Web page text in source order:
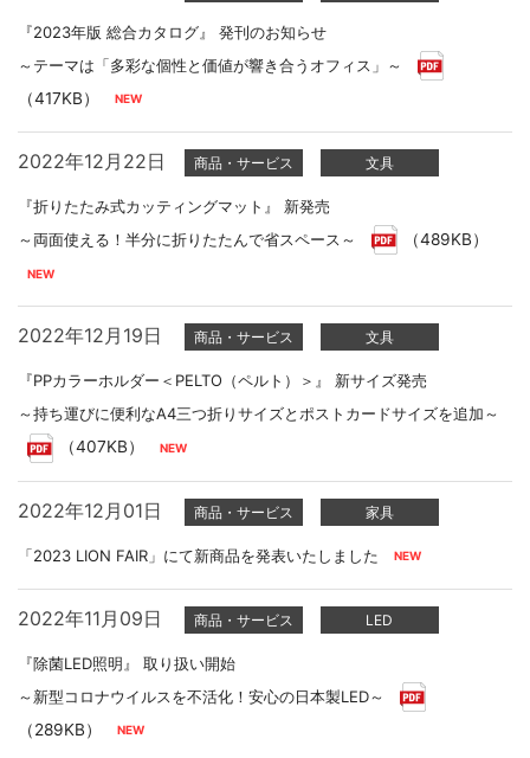
『2023年版 総合カタログ』 発刊のお知らせ
～テーマは「多彩な個性と価値が響き合うオフィス」～
（417KB）
2022年12月22日 商品・サービス 文具
『折りたたみ式カッティングマット』 新発売
～両面使える！半分に折りたたんで省スペース～
（489KB）
2022年12月19日 商品・サービス 文具
『PPカラーホルダー＜PELTO（ペルト）＞』 新サイズ発売
～持ち運びに便利なA4三つ折りサイズとポストカードサイズを追加～
（407KB）
2022年12月01日 商品・サービス 家具
「2023 LION FAIR」にて新商品を発表いたしました
2022年11月09日 商品・サービス LED
『除菌LED照明』 取り扱い開始
～新型コロナウイルスを不活化！安心の日本製LED～
（289KB）